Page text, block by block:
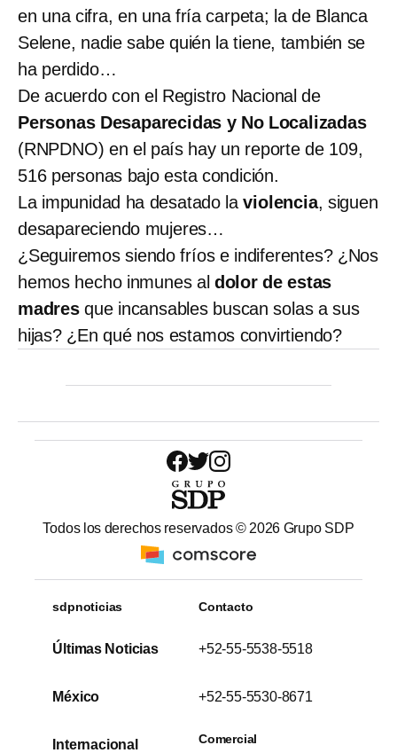
en una cifra, en una fría carpeta; la de Blanca
Selene, nadie sabe quién la tiene, también se
ha perdido…
De acuerdo con el Registro Nacional de
Personas Desaparecidas y No Localizadas
(RNPDNO) en el país hay un reporte de 109,
516 personas bajo esta condición.
La impunidad ha desatado laviolencia, siguen
desapareciendo mujeres…
¿Seguiremos siendo fríos e indiferentes? ¿Nos
hemos hecho inmunes al dolor de estas
madresque incansables buscan solas a sus
hijas? ¿En qué nos estamos convirtiendo?
Todos los derechos reservados © 2026 Grupo SDP
sdpnoticias
Últimas Noticias
México
Internacional
Contacto
+52-55-5538-5518
+52-55-5530-8671
Comercial